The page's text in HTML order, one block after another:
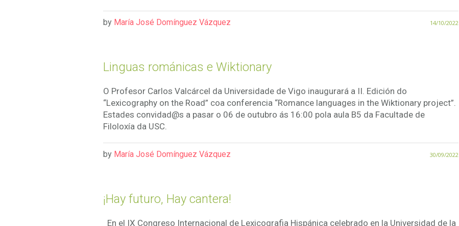
14/10/2022
by María José Domínguez Vázquez
Linguas románicas e Wiktionary
O Profesor Carlos Valcárcel da Universidade de Vigo inaugurará a II. Edición do
“Lexicography on the Road” coa conferencia “Romance languages in the Wiktionary project”.
Estades convidad@s a pasar o 06 de outubro ás 16:00 pola aula B5 da Facultade de
Filoloxía da USC.
30/09/2022
by María José Domínguez Vázquez
¡Hay futuro, Hay cantera!
En el IX Congreso Internacional de Lexicografia Hispánica celebrado en la Universidad de la